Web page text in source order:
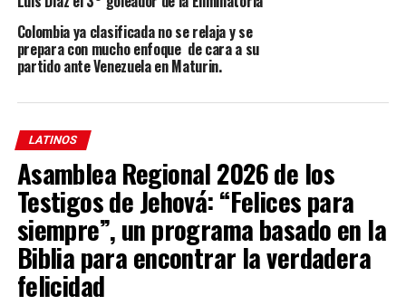
niñas que capturaba, en su términos, por tener mirada
inocente.
Colombia ya clasificada no se relaja y se
prepara con mucho enfoque de cara a su
partido ante Venezuela en Maturin.
LATINOS
Asamblea Regional 2026 de los
Testigos de Jehová: “Felices para
siempre”, un programa basado en la
Biblia para encontrar la verdadera
felicidad